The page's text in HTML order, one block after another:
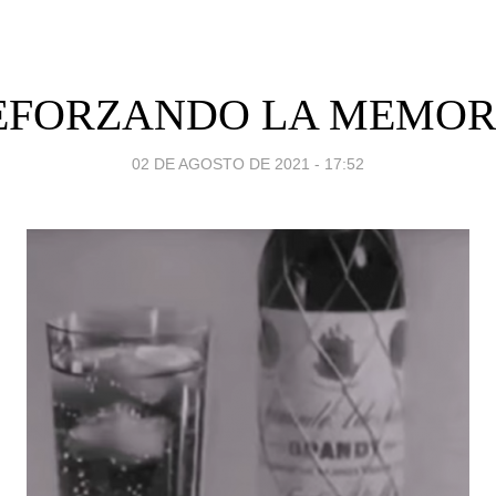
LA
02 DE AGOSTO DE 2021 - 17:52